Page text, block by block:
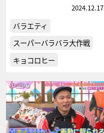
2024.12.17
バラエティ
スーパーバラバラ大作戦
キョコロヒー